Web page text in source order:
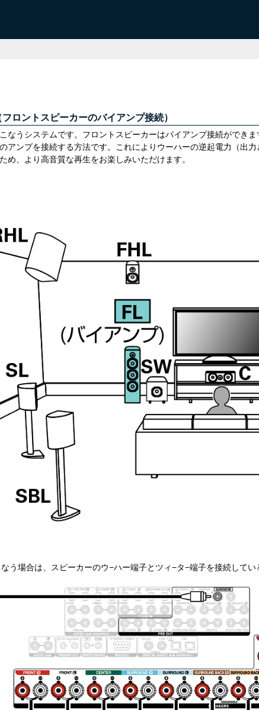
ロントスピーカーのバイアンプ接続）
なうシステムです。フロントスピーカーはバイアンプ接続ができ
アンプを接続する方法です。これによりウーハーの逆起電力（出
め、より高音質な再生をお楽しみいただけます。
う場合は、スピーカーのウ−ハー端子とツィ−タ−端子を接続して